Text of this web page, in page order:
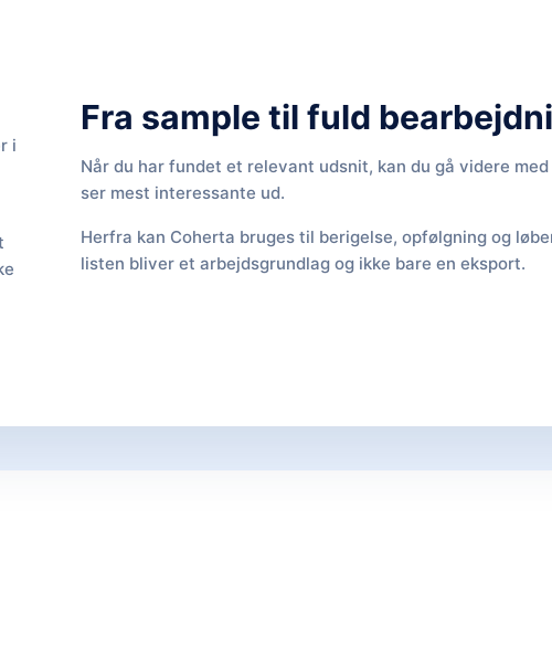
i
Fra sample til fuld
Når du har fundet et relevant udsnit, kan du gå videre
ser mest interessante ud.
Herfra kan Coherta bruges til berigelse, opfølgning og
listen bliver et arbejdsgrundlag og ikke bare en eksport.